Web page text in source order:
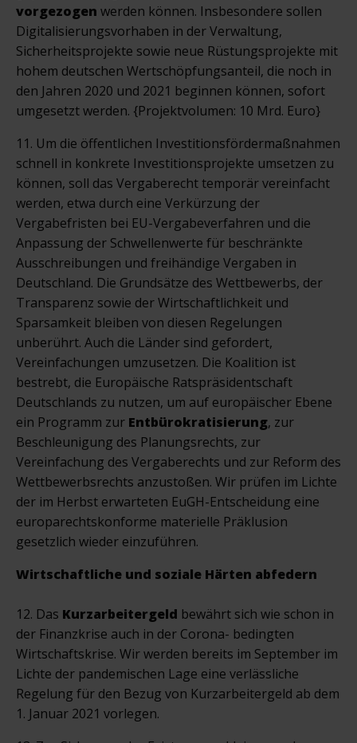
vorgezogen werden können. Insbesondere sollen
Digitalisierungsvorhaben in der Verwaltung,
Sicherheitsprojekte sowie neue Rüstungsprojekte mit
hohem deutschen Wertschöpfungsanteil, die noch in
den Jahren 2020 und 2021 beginnen können, sofort
umgesetzt werden. {Projektvolumen: 10 Mrd. Euro}
11. Um die öffentlichen Investitionsfördermaßnahmen
schnell in konkrete Investitionsprojekte umsetzen zu
können, soll das Vergaberecht temporär vereinfacht
werden, etwa durch eine Verkürzung der
Vergabefristen bei EU-Vergabeverfahren und die
Anpassung der Schwellenwerte für beschränkte
Ausschreibungen und freihändige Vergaben in
Deutschland. Die Grundsätze des Wettbewerbs, der
Transparenz sowie der Wirtschaftlichkeit und
Sparsamkeit bleiben von diesen Regelungen
unberührt. Auch die Länder sind gefordert,
Vereinfachungen umzusetzen. Die Koalition ist
bestrebt, die Europäische Ratspräsidentschaft
Deutschlands zu nutzen, um auf europäischer Ebene
ein Programm zur Entbürokratisierung, zur
Beschleunigung des Planungsrechts, zur
Vereinfachung des Vergaberechts und zur Reform des
Wettbewerbsrechts anzustoßen. Wir prüfen im Lichte
der im Herbst erwarteten EuGH-Entscheidung eine
europarechtskonforme materielle Präklusion
gesetzlich wieder einzuführen.
Wirtschaftliche und soziale Härten abfedern
12. Das Kurzarbeitergeld bewährt sich wie schon in
der Finanzkrise auch in der Corona- bedingten
Wirtschaftskrise. Wir werden bereits im September im
Lichte der pandemischen Lage eine verlässliche
Regelung für den Bezug von Kurzarbeitergeld ab dem
1. Januar 2021 vorlegen.